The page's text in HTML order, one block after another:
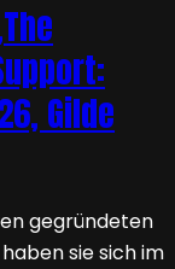
Gilde
gegründeten
sie sich im